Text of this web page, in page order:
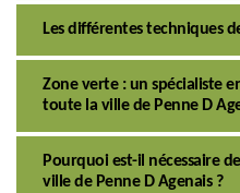
Les différentes techniques
Zone verte : un spécialiste
toute la ville de Penne D
Pourquoi est-il nécessaire
ville de Penne D Agenais ?